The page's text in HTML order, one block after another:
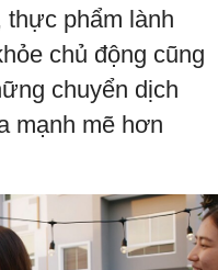
phẩm lành
chủ động cũng
chuyển dịch
mạnh mẽ hơn